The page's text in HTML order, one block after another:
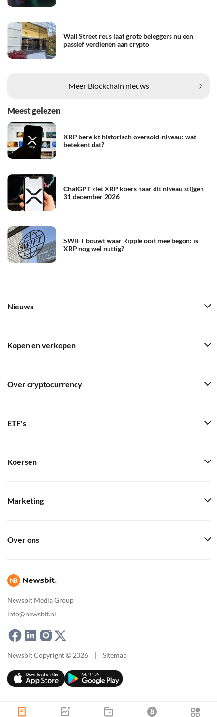
Wall Street reus laat grote beleggers nu een
passief verdienen aan crypto
Meer Blockchain nieuws
Meest gelezen
XRP bereikt historisch oversold-niveau: wat
betekent dat?
ChatGPT ziet XRP koers naar dit niveau stijgen
31 december 2026
SWIFT bouwt waar Ripple ooit mee begon: is
XRP nog wel nuttig?
Newsbit Media Group
info@newsbit.nl
Nieuws
Kopen en verkopen
Over cryptocurrency
ETF's
Koersen
Marketing
Over ons
Newsbit Copyright © 2026 | Sitemap